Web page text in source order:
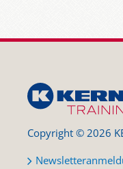
Copyright © 2026